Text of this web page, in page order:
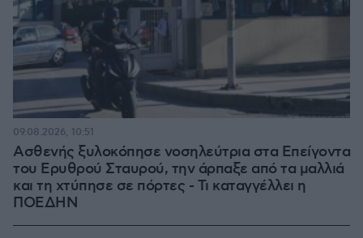
Ασθενής ξυλοκόπησε νοσηλεύτρια στα Επείγοντα
του Ερυθρού Σταυρού, την άρπαξε από τα μαλλιά
και τη χτύπησε σε πόρτες - Τι καταγγέλλει η
ΠΟΕΔΗΝ
09.08.2026, 10:51